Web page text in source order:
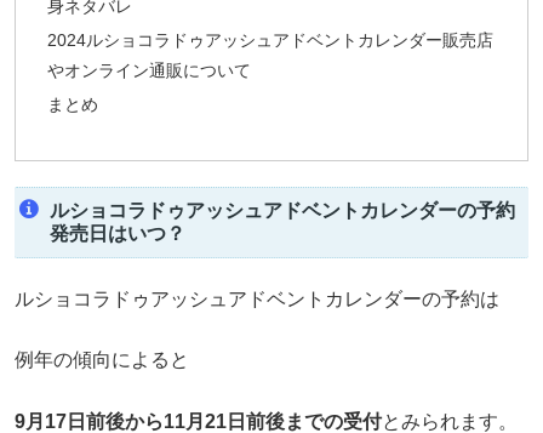
身ネタバレ
2024ルショコラドゥアッシュアドベントカレンダー販売店
やオンライン通販について
まとめ
ルショコラドゥアッシュアドベントカレンダーの予約
発売日はいつ？
ルショコラドゥアッシュアドベントカレンダーの予約は
例年の傾向によると
9月17日前後から11月21日前後までの受付とみられます。